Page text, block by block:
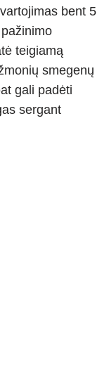
bent 5
teigiamą
smegenų
gali padėti
sergant